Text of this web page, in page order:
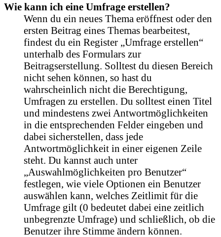
Wie kann ich eine Umfrage erstellen?
Wenn du ein neues Thema eröffnest oder den
ersten Beitrag eines Themas bearbeitest,
findest du ein Register „Umfrage erstellen“
unterhalb des Formulars zur
Beitragserstellung. Solltest du diesen Bereich
nicht sehen können, so hast du
wahrscheinlich nicht die Berechtigung,
Umfragen zu erstellen. Du solltest einen Titel
und mindestens zwei Antwortmöglichkeiten
in die entsprechenden Felder eingeben und
dabei sicherstellen, dass jede
Antwortmöglichkeit in einer eigenen Zeile
steht. Du kannst auch unter
„Auswahlmöglichkeiten pro Benutzer“
festlegen, wie viele Optionen ein Benutzer
auswählen kann, welches Zeitlimit für die
Umfrage gilt (0 bedeutet dabei eine zeitlich
unbegrenzte Umfrage) und schließlich, ob die
Benutzer ihre Stimme ändern können.